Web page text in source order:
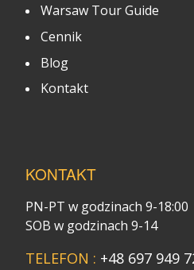
Warsaw Tour Guide
Cennik
Blog
Kontakt
KONTAKT
PN-PT w godzinach 9-18:00
SOB w godzinach 9-14
TELEFON : +48 697 949